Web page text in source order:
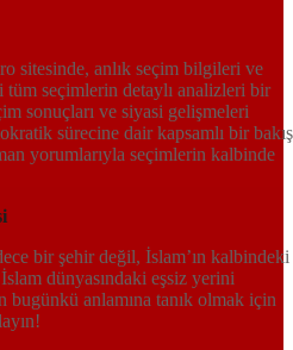
sitesinde, anlık seçim bilgileri ve
seçimlerin detaylı analizleri bir
sonuçları ve siyasi gelişmeleri
sürecine dair kapsamlı bir bakış
yorumlarıyla seçimlerin kalbinde
bir şehir değil, İslam’ın kalbindeki
dünyasındaki eşsiz yerini
bugünkü anlamına tanık olmak için